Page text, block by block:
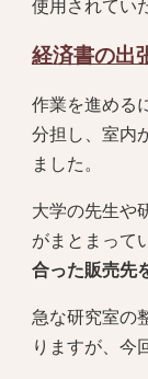
使用されてい
経済書の出
作業を進める
分担し、室内
ました。
大学の先生や
がまとまって
合った販売先
急な研究室の
りますが、今